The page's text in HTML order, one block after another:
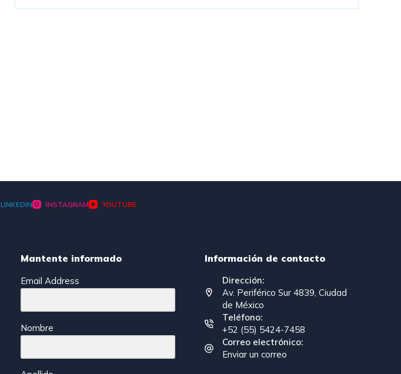
LINKEDIN INSTAGRAM YOUTUBE
Mantente informado
Email Address
Nombre
Información de contacto
Dirección:
Av. Periférico Sur 4839, Ciudad
de México
Teléfono:
+52 (55) 5424-7458
Correo electrónico:
Enviar un correo